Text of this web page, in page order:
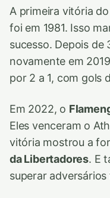
A primeira vitória do
foi em 1981. Isso
sucesso. Depois de
novamente em
por 2 a 1, com gols
Em 2022, o
Eles venceram o
vitória mostrou a
da Libertadores. E
superar